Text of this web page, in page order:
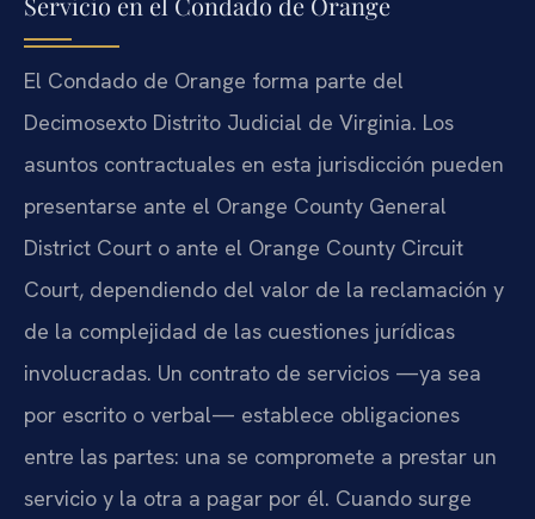
El Condado de Orange forma parte del
Decimosexto Distrito Judicial de Virginia. Los
asuntos contractuales en esta jurisdicción pueden
presentarse ante el Orange County General
District Court o ante el Orange County Circuit
Court, dependiendo del valor de la reclamación y
de la complejidad de las cuestiones jurídicas
involucradas. Un contrato de servicios —ya sea
por escrito o verbal— establece obligaciones
entre las partes: una se compromete a prestar un
servicio y la otra a pagar por él. Cuando surge